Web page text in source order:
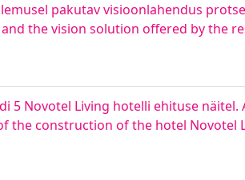
pakutav visioonlahendus
the vision solution offered by the
5 Novotel Living hotelli ehituse
the construction of the hotel Novotel